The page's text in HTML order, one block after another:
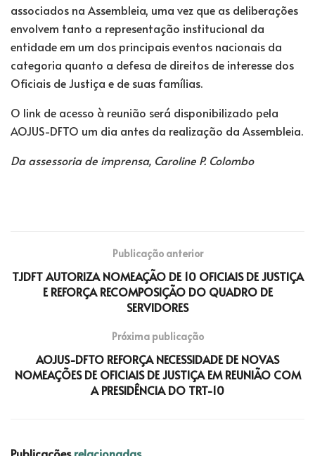
associados na Assembleia, uma vez que as deliberações
envolvem tanto a representação institucional da
entidade em um dos principais eventos nacionais da
categoria quanto a defesa de direitos de interesse dos
Oficiais de Justiça e de suas famílias.
O link de acesso à reunião será disponibilizado pela
AOJUS-DFTO um dia antes da realização da Assembleia.
Da assessoria de imprensa, Caroline P. Colombo
Publicação anterior
TJDFT AUTORIZA NOMEAÇÃO DE 10 OFICIAIS DE JUSTIÇA
E REFORÇA RECOMPOSIÇÃO DO QUADRO DE
SERVIDORES
Próxima publicação
AOJUS-DFTO REFORÇA NECESSIDADE DE NOVAS
NOMEAÇÕES DE OFICIAIS DE JUSTIÇA EM REUNIÃO COM
A PRESIDÊNCIA DO TRT-10